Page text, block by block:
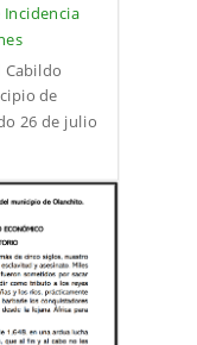
Incidencia
Cabildo
de
26 de julio